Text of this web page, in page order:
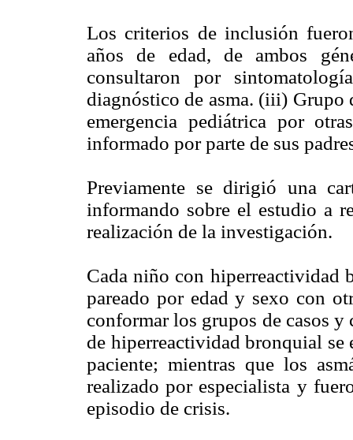
Los criterios de inclusión
años de edad, de ambos
consultaron por
diagnóstico de asma. (iii) Grupo
emergencia pediátrica por
informado por parte de sus
Previamente se dirigió una
informando sobre el estudio a
realización de la investigación.
Cada niño con hiperreactividad
pareado por edad y sexo con
conformar los grupos de casos
de hiperreactividad bronquial
paciente; mientras que los
realizado por especialista y
episodio de crisis.